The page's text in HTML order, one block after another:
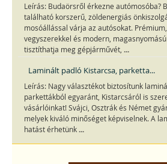
Leírás: Budaörsről érkezne autómosóba?
található korszerű, zöldenergiás
mosóállással várja az autósokat.
vegyszerekkel és modern,
tisztíthatja meg gépjárművét, ...
Laminált padló Kistarcsa, parketta...
Leírás: Nagy választékot biztosítunk
parkettákból egyaránt, Kistarcsáról is
vásárlóinkat! Svájci, Osztrák és Német
melyek kiváló minőséget képviselnek. A
hatást érhetünk ...